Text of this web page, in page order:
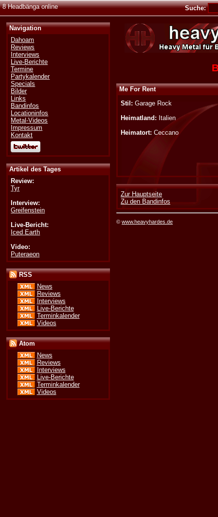
8 Headbänga online Suche:
Navigation
Dahoam
Reviews
Interviews
Live-Berichte
Termine
Partykalender
Specials
Bilder
Links
Bandinfos
Locationinfos
Metal-Videos
Impressum
Kontakt
Artikel des Tages
Review:
Tyr
Interview:
Greifenstein
Live-Bericht:
Iced Earth
Video:
Puteraeon
RSS
News
Reviews
Interviews
Live-Berichte
Terminkalender
Videos
Atom
News
Reviews
Interviews
Live-Berichte
Terminkalender
Videos
Me For Rent
Stil: Garage Rock
Heimatland: Italien
Heimatort: Ceccano
Zur Hauptseite
Zu den Bandinfos
©www.heavyhardes.de